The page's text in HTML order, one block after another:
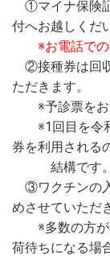
①マイナ保険
付へお越しくだ
※お電話で
②接種券は回
ただきます。
※予診票をお
※1回目を令和
券を利用される
結構です。
③ワクチンの
めさせていただ
※多数の方が
荷待ちになる場